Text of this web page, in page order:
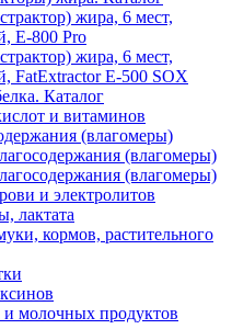
жира, 6 мест,
E-800 Pro
жира, 6 мест,
FatExtractor E-500 SOX
Каталог
и витаминов
(влагомеры)
(влагомеры)
(влагомеры)
и электролитов
лактата
кормов, растительного
молочных продуктов